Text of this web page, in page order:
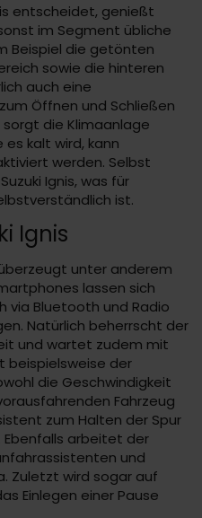
entscheidet, genießt
im Segment übliche
Beispiel die getönten
sowie die hinteren
auch eine
Öffnen und Schließen
sorgt die Klimaanlage
kalt wird, kann
werden. Selbst
Ignis, was für
ist.
Ignis
unter anderem
lassen sich
via Bluetooth und Radio
Natürlich beherrscht der
und wartet zudem mit
beispielsweise der
die Geschwindigkeit
Fahrzeug
zum Halten der Spur
arbeitet der
und
Zuletzt wird sogar auf
Einlegen einer Pause